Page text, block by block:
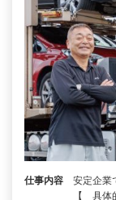
仕事内容
安定企業
【 具体